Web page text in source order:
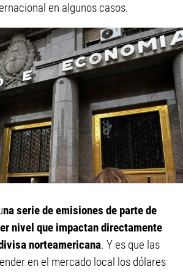
en algunos casos.
na serie de emisiones de parte de
nivel que impactan directamente
norteamericana. Y es que las
en el mercado local los dólares